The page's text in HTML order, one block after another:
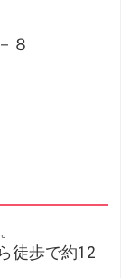
８
徒歩で約12